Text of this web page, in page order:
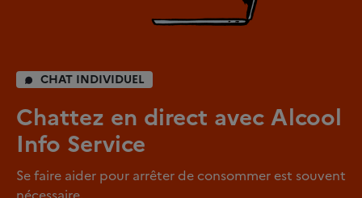
CHAT INDIVIDUEL
Chattez en direct avec Alcool
Info Service
Se faire aider pour arrêter de consommer est souvent